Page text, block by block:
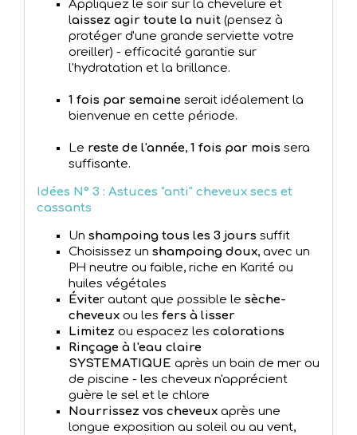
Appliquez le soir sur la chevelure et
laissez agir toute la nuit (pensez à
protéger d'une grande serviette votre
oreiller) - efficacité garantie sur
l'hydratation et la brillance.
1 fois par semaine serait idéalement la
bienvenue en cette période.
Le reste de l'année, 1 fois par mois sera
suffisante.
Idées N° 3 : Astuces "anti" cheveux secs et
cassants
Un shampoing tous les 3 jours suffit
Choisissez un shampoing doux, avec un
PH neutre ou faible, riche en Karité ou
huiles végétales
Éviter autant que possible le sèche-
cheveux ou les fers à lisser
Limitez ou espacez les colorations
Rinçage à l'eau claire
SYSTEMATIQUE après un bain de mer ou
de piscine - les cheveux n'apprécient
guère le sel et le chlore
Nourrissez vos cheveux après une
longue exposition au soleil ou au vent,